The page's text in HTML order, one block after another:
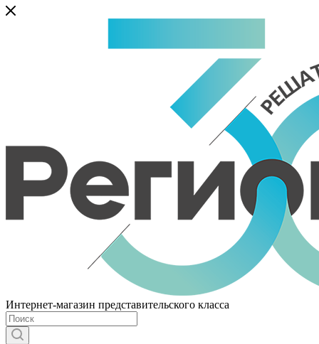
Интернет-магазин представительского класса